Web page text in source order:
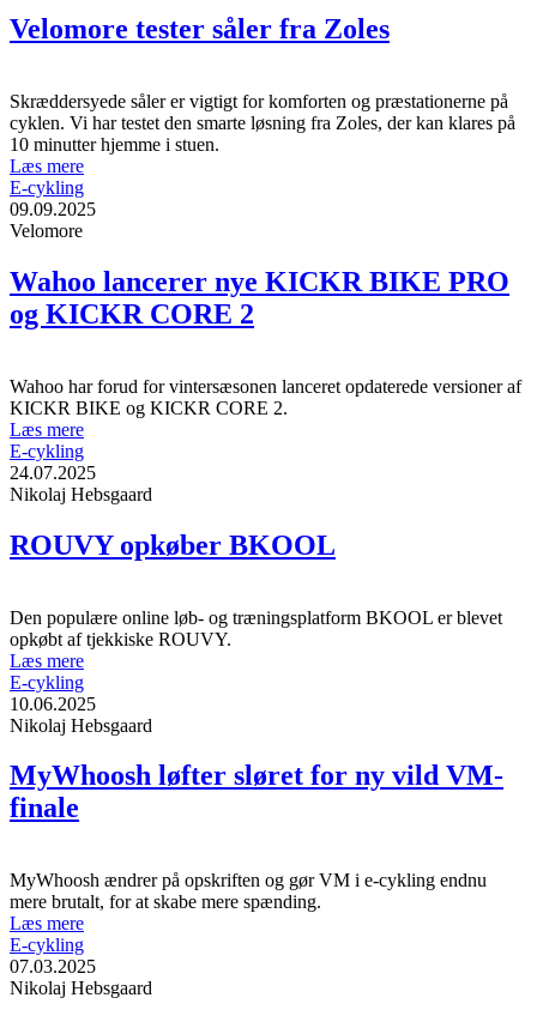
Velomore tester såler fra Zoles
Skræddersyede såler er vigtigt for komforten og præstationerne på
cyklen. Vi har testet den smarte løsning fra Zoles, der kan klares på
10 minutter hjemme i stuen.
Læs mere
E-cykling
09.09.2025
Velomore
Wahoo lancerer nye KICKR BIKE PRO
og KICKR CORE 2
Wahoo har forud for vintersæsonen lanceret opdaterede versioner af
KICKR BIKE og KICKR CORE 2.
Læs mere
E-cykling
24.07.2025
Nikolaj Hebsgaard
ROUVY opkøber BKOOL
Den populære online løb- og træningsplatform BKOOL er blevet
opkøbt af tjekkiske ROUVY.
Læs mere
E-cykling
10.06.2025
Nikolaj Hebsgaard
MyWhoosh løfter sløret for ny vild VM-
finale
MyWhoosh ændrer på opskriften og gør VM i e-cykling endnu
mere brutalt, for at skabe mere spænding.
Læs mere
E-cykling
07.03.2025
Nikolaj Hebsgaard